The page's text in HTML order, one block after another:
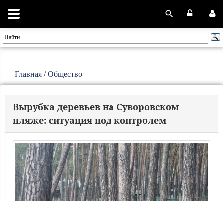
Главная /Общество
Вырубка деревьев на Суворовском
пляже: ситуация под контролем